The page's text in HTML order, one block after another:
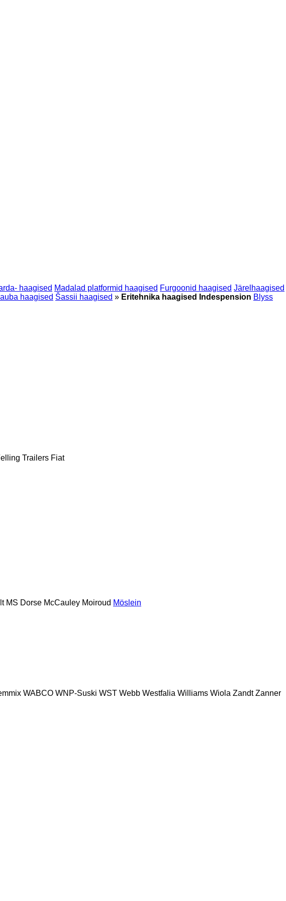
haagised Madalad platformid haagised Furgoonid haagised Järelhaagised
haagised Šassii haagised » Eritehnika haagised Indespension Blyss
Trailers Fiat
MS Dorse McCauley Moiroud Möslein
WABCO WNP-Suski WST Webb Westfalia Williams Wiola Zandt Zanner